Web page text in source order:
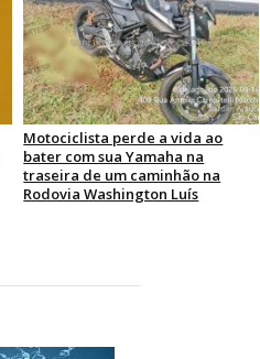
Motociclista perde a vida ao
bater com sua Yamaha na
traseira de um caminhão na
Rodovia Washington Luís